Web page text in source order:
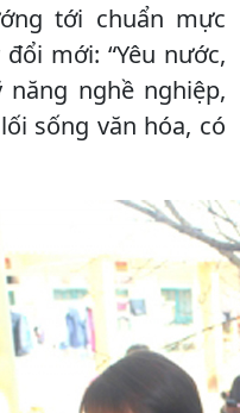
tới chuẩn mực
mới: “Yêu nước,
nghề nghiệp,
sống văn hóa, có